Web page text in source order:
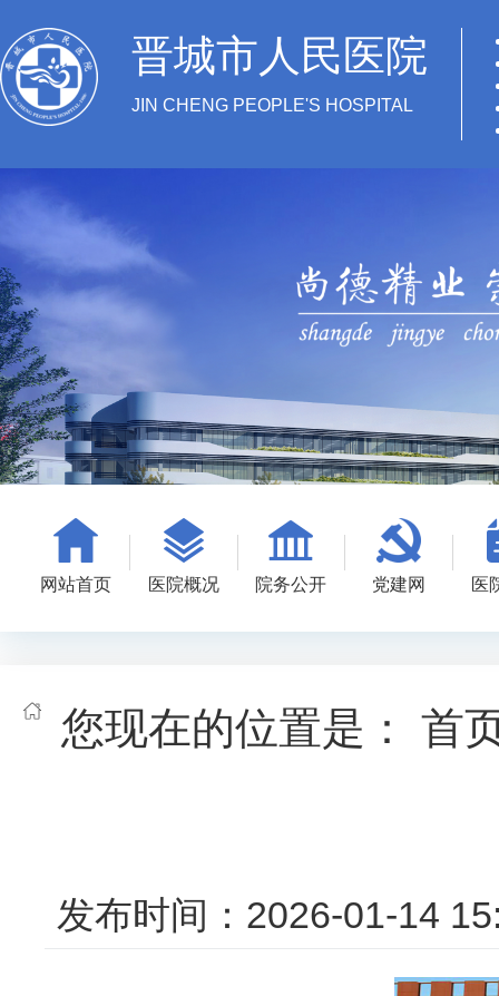
晋城市人民医院
JIN CHENG PEOPLE'S HOSPITAL
网站首页 医院概况 院务公开 党建网 医
您现在的位置是： 首
发布时间：2026-01-14